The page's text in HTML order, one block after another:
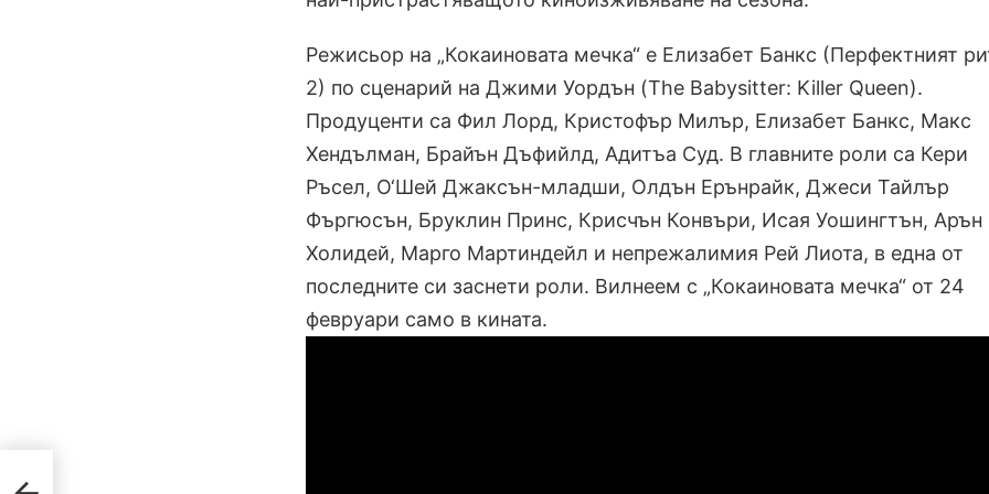
Режисьор на „Кокаиновата мечка“ е Елизабет Банкс (Перфектният
2) по сценарий на Джими Уордън (The Babysitter: Killer Queen).
Продуценти са Фил Лорд, Кристофър Милър, Елизабет Банкс, Макс
Хендълман, Брайън Дъфийлд, Адитъа Суд. В главните роли са Кери
Ръсел, О‘Шей Джаксън-младши, Олдън Ерънрайк, Джеси Тайлър
Фъргюсън, Бруклин Принс, Крисчън Конвъри, Исая Уошингтън, Арън
Холидей, Марго Мартиндейл и непрежалимия Рей Лиота, в една от
последните си заснети роли. Вилнеем с „Кокаиновата мечка“ от 24
февруари само в кината.
60